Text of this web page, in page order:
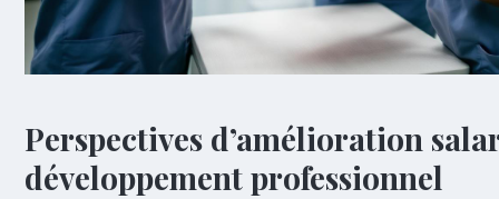
Perspectives d’amélioration
développement professionnel